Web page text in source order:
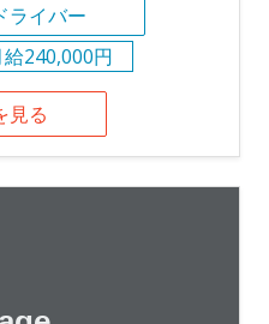
ライバー
給240,000円
見る